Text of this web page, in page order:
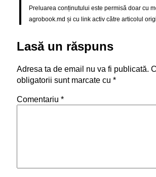
Preluarea conținutului este permisă doar cu
agrobook.md și cu link activ către articolul
Lasă un răspuns
Adresa ta de email nu va fi publicată.
obligatorii sunt marcate cu *
Comentariu *